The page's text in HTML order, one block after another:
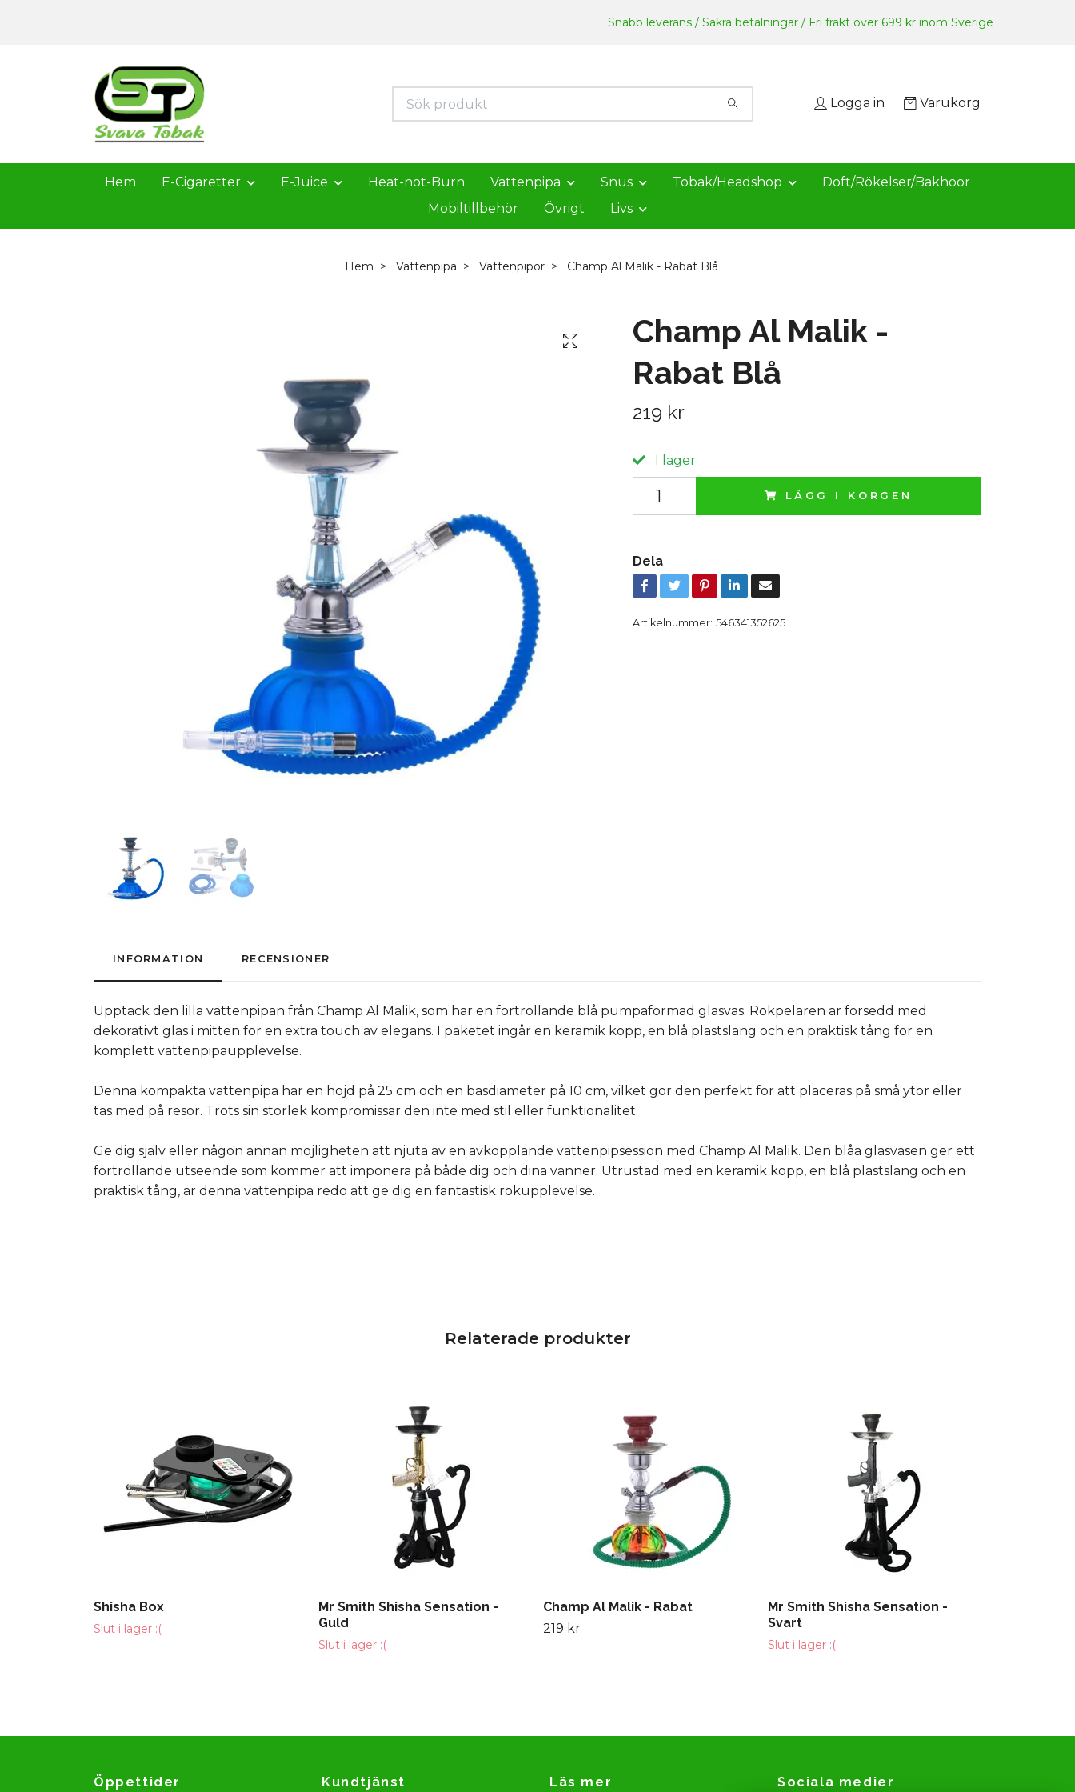
Snabb leverans / Säkra betalningar / Fri frakt över 699 kr inom Sverige
Logga in Varukorg
Hem E-Cigaretter E-Juice Heat-not-Burn Vattenpipa Snus Tobak/Headshop
Doft/Rökelser/Bakhoor
Mobiltillbehör
Övrigt Livs
Hem Vattenpipa Vattenpipor Champ Al Malik - Rabat Blå
Champ Al Malik -
Rabat Blå
219 kr
I lager
LÄGG I KORGEN
Dela
Artikelnummer: 546341352625
INFORMATION RECENSIONER
Upptäck den lilla vattenpipan från Champ Al Malik, som har en förtrollande blå pumpaformad glasvas. Rökpelaren är försedd med
dekorativt glas i mitten för en extra touch av elegans. I paketet ingår en keramik kopp, en blå plastslang och en praktisk tång för en
komplett vattenpipaupplevelse.
Denna kompakta vattenpipa har en höjd på 25 cm och en basdiameter på 10 cm, vilket gör den perfekt för att placeras på små ytor eller
tas med på resor. Trots sin storlek kompromissar den inte med stil eller funktionalitet.
Ge dig själv eller någon annan möjligheten att njuta av en avkopplande vattenpipsession med Champ Al Malik. Den blåa glasvasen ger ett
förtrollande utseende som kommer att imponera på både dig och dina vänner. Utrustad med en keramik kopp, en blå plastslang och en
praktisk tång, är denna vattenpipa redo att ge dig en fantastisk rökupplevelse.
Shisha Box
Slut i lager :(
Mr Smith Shisha Sensation -
Guld
Slut i lager :(
Champ Al Malik - Rabat
219 kr
Mr Smith Shisha Sensation -
Svart
Slut i lager :(
Öppettider Kundtjänst Läs mer Sociala medier